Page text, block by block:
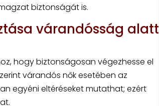
biztonságát is.
várandósság alatt
hogy biztonságosan végezhesse el
várandós nők esetében az
egyéni eltéréseket mutathat; ezért